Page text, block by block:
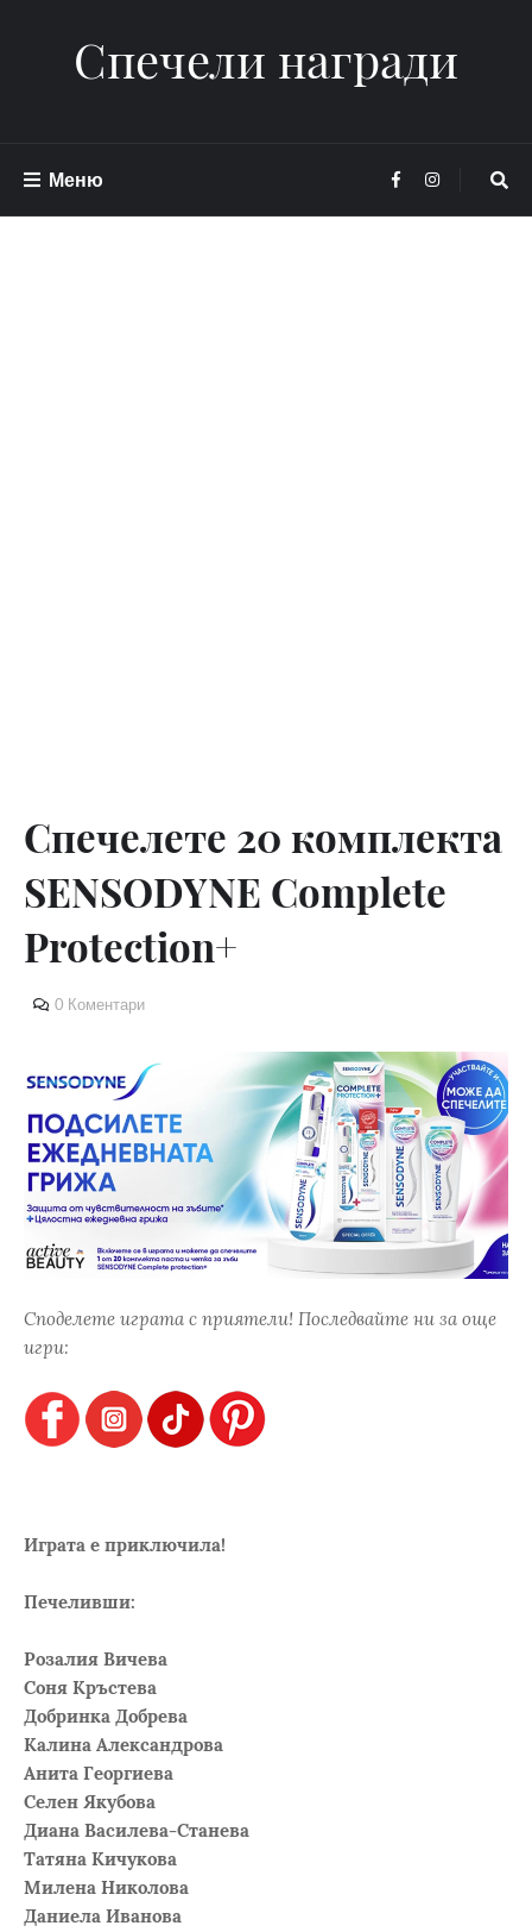
Спечели награди
Меню
Спечелете 20 комплекта
SENSODYNE Complete
Protection+
0 Коментари
Споделете играта с приятели! Последвайте ни за още
игри:
Играта е приключила!
Печеливши:
Розалия Вичева
Соня Кръстева
Добринка Добрева
Калина Александрова
Анита Георгиева
Селен Якубова
Диана Василева-Станева
Татяна Кичукова
Милена Николова
Даниела Иванова